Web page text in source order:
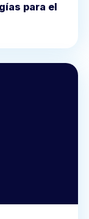
para el